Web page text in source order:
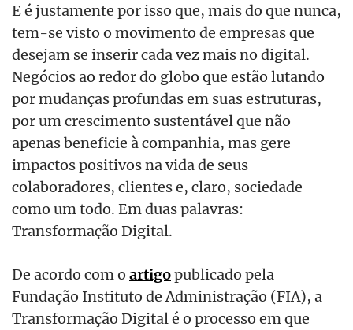
E é justamente por isso que, mais do que nunca,
tem-se visto o movimento de empresas que
desejam se inserir cada vez mais no digital.
Negócios ao redor do globo que estão lutando
por mudanças profundas em suas estruturas,
por um crescimento sustentável que não
apenas beneficie à companhia, mas gere
impactos positivos na vida de seus
colaboradores, clientes e, claro, sociedade
como um todo. Em duas palavras:
Transformação Digital.
De acordo com o artigopublicado pela
Fundação Instituto de Administração (FIA), a
Transformação Digital é o processo em que